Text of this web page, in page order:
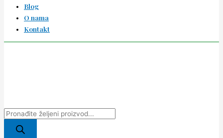
Blog
O nama
Kontakt